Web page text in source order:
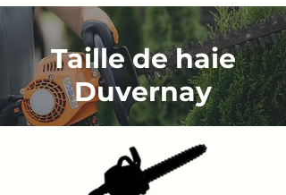
Taille de haie
Duvernay